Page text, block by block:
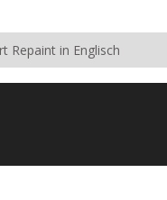
Repaint in Englisch